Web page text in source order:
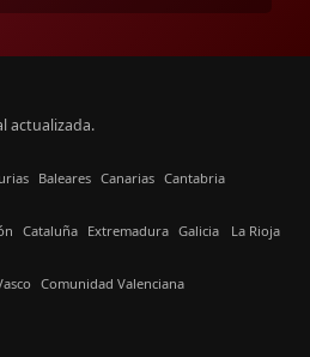
actualizada.
Baleares Canarias Cantabria
Cataluña Extremadura Galicia La Rioja
Comunidad Valenciana